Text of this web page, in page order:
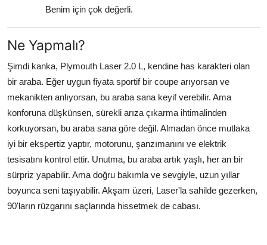
Benim için çok değerli.
Ne Yapmalı?
Şimdi kanka, Plymouth Laser 2.0 L, kendine has karakteri olan
bir araba. Eğer uygun fiyata sportif bir coupe arıyorsan ve
mekanikten anlıyorsan, bu araba sana keyif verebilir. Ama
konforuna düşkünsen, sürekli arıza çıkarma ihtimalinden
korkuyorsan, bu araba sana göre değil. Almadan önce mutlaka
iyi bir ekspertiz yaptır, motorunu, şanzımanını ve elektrik
tesisatını kontrol ettir. Unutma, bu araba artık yaşlı, her an bir
sürpriz yapabilir. Ama doğru bakımla ve sevgiyle, uzun yıllar
boyunca seni taşıyabilir. Akşam üzeri, Laser'la sahilde gezerken,
90'ların rüzgarını saçlarında hissetmek de cabası.